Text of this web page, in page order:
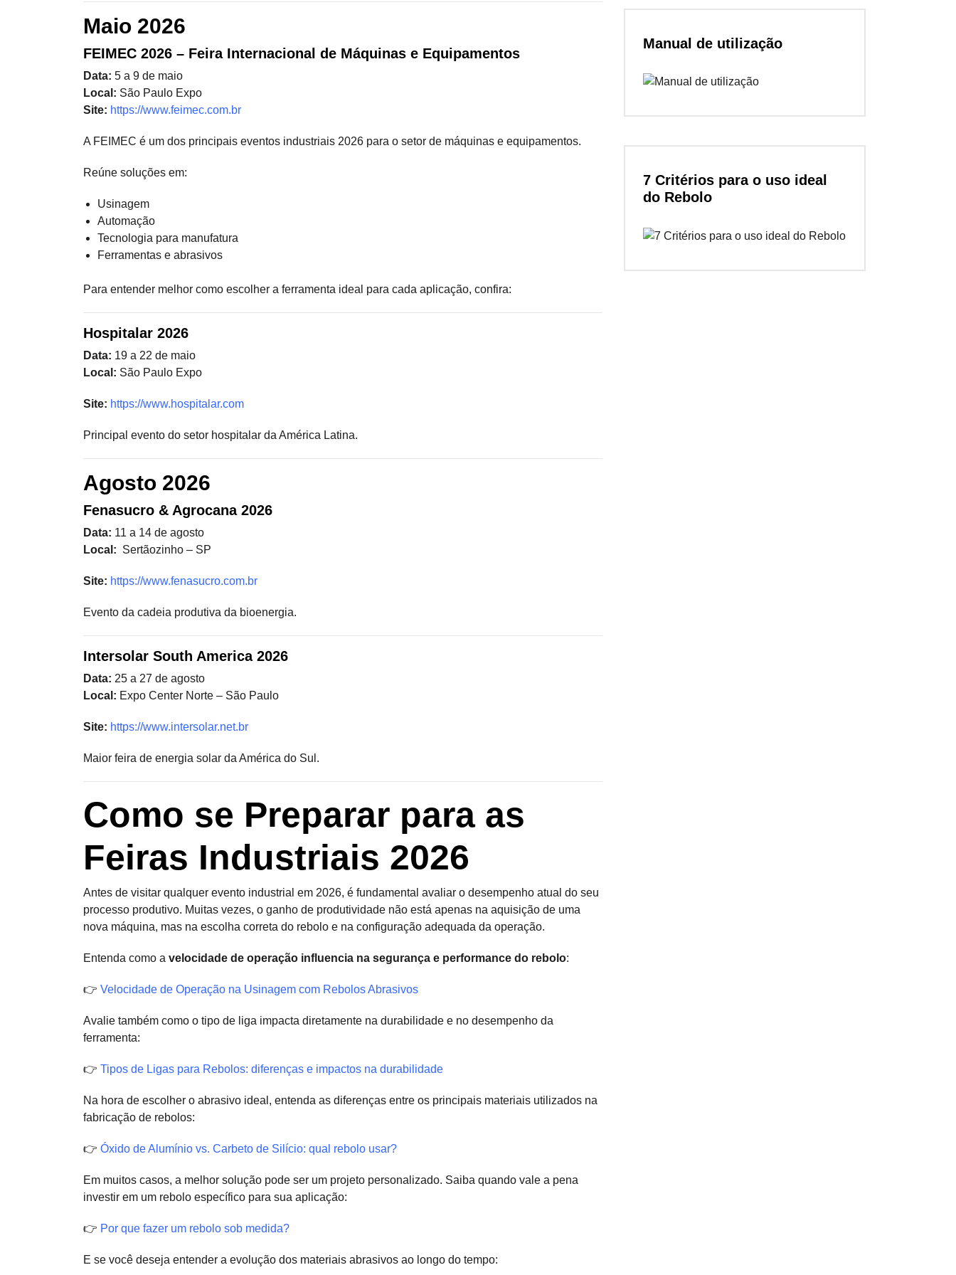
Maio 2026
FEIMEC 2026 – Feira Internacional de Máquinas e Equipamentos
Data: 5 a 9 de maio
Local: São Paulo Expo
Site: https://www.feimec.com.br
A FEIMEC é um dos principais eventos industriais 2026 para o setor de máquinas e equipamentos.
Reúne soluções em:
Usinagem
Automação
Tecnologia para manufatura
Ferramentas e abrasivos
Para entender melhor como escolher a ferramenta ideal para cada aplicação, confira:
Hospitalar 2026
Data: 19 a 22 de maio
Local: São Paulo Expo
Site: https://www.hospitalar.com
Principal evento do setor hospitalar da América Latina.
Agosto 2026
Fenasucro & Agrocana 2026
Data: 11 a 14 de agosto
Local: Sertãozinho – SP
Site: https://www.fenasucro.com.br
Evento da cadeia produtiva da bioenergia.
Intersolar South America 2026
Data: 25 a 27 de agosto
Local: Expo Center Norte – São Paulo
Site: https://www.intersolar.net.br
Maior feira de energia solar da América do Sul.
Como se Preparar para as
Feiras Industriais 2026
Antes de visitar qualquer evento industrial em 2026, é fundamental avaliar o desempenho atual do seu
processo produtivo. Muitas vezes, o ganho de produtividade não está apenas na aquisição de uma
nova máquina, mas na escolha correta do rebolo e na configuração adequada da operação.
Entenda como a velocidade de operação influencia na segurança e performance do rebolo:
👉 Velocidade de Operação na Usinagem com Rebolos Abrasivos
Avalie também como o tipo de liga impacta diretamente na durabilidade e no desempenho da
ferramenta:
👉 Tipos de Ligas para Rebolos: diferenças e impactos na durabilidade
Na hora de escolher o abrasivo ideal, entenda as diferenças entre os principais materiais utilizados na
fabricação de rebolos:
👉 Óxido de Alumínio vs. Carbeto de Silício: qual rebolo usar?
Em muitos casos, a melhor solução pode ser um projeto personalizado. Saiba quando vale a pena
investir em um rebolo específico para sua aplicação:
👉 Por que fazer um rebolo sob medida?
E se você deseja entender a evolução dos materiais abrasivos ao longo do tempo:
Manual de utilização
7 Critérios para o uso ideal
do Rebolo